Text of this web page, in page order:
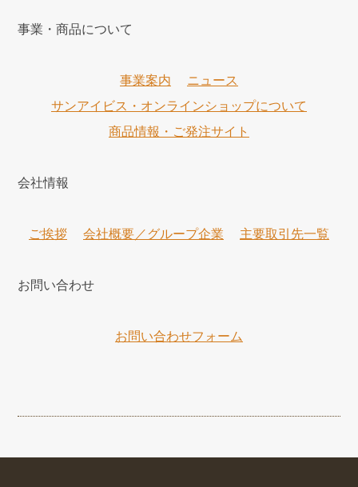
事業・商品について
事業案内
ニュース
サンアイビス・オンラインショップについて
商品情報・ご発注サイト
会社情報
ご挨拶 会社概要／グループ企業 主要取引先一覧
お問い合わせ
お問い合わせフォーム